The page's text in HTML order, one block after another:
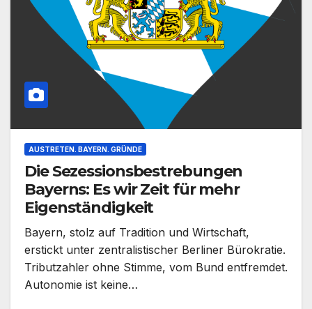
AUSTRETEN. BAYERN. GRÜNDE
Die Sezessionsbestrebungen
Bayerns: Es wir Zeit für mehr
Eigenständigkeit
Bayern, stolz auf Tradition und Wirtschaft,
erstickt unter zentralistischer Berliner Bürokratie.
Tributzahler ohne Stimme, vom Bund entfremdet.
Autonomie ist keine…